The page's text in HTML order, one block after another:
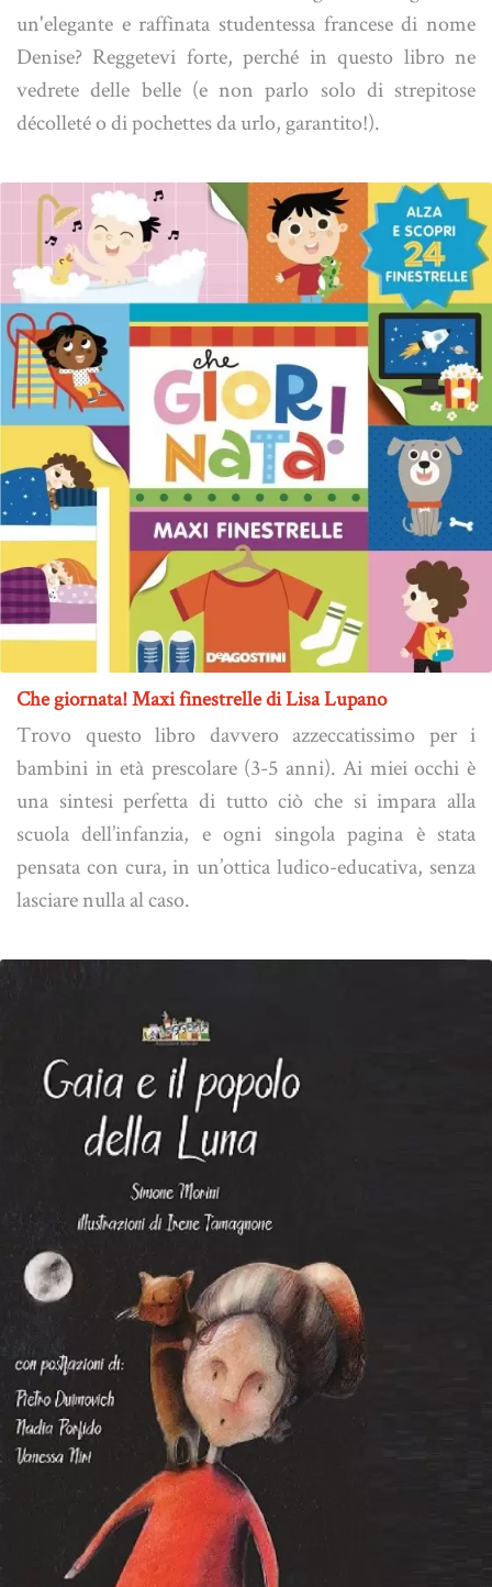
un'elegante e raffinata studentessa francese di nome
Denise? Reggetevi forte, perché in questo libro ne
vedrete delle belle (e non parlo solo di strepitose
décolleté o di pochettes da urlo, garantito!).
Che giornata! Maxi finestrelle di Lisa Lupano
Trovo questo libro davvero azzeccatissimo per i
bambini in età prescolare (3-5 anni). Ai miei occhi è
una sintesi perfetta di tutto ciò che si impara alla
scuola dell’infanzia, e ogni singola pagina è stata
pensata con cura, in un’ottica ludico-educativa, senza
lasciare nulla al caso.